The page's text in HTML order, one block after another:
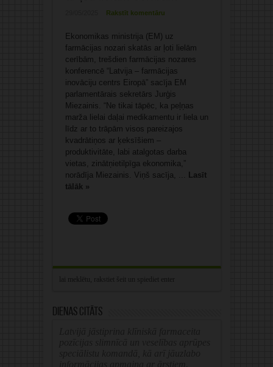
Rakstīt komentāru
Ekonomikas ministrija (EM) uz
farmācijas nozari skatās ar ļoti lielām
cerībām, trešdien farmācijas nozares
konferencē “Latvija – farmācijas
inovāciju centrs Eiropā” sacīja EM
parlamentārais sekretārs Jurģis
Miezainis. “Ne tikai tāpēc, ka peļņas
marža lielai daļai medikamentu ir liela un
līdz ar to trāpām visos pareizajos
kvadrātiņos ar ķeksīšiem –
produktivitāte, labi atalgotas darba
vietas, zinātņietilpīga ekonomika,”
norādīja Miezainis. Viņš sacīja, ... Lasīt
tālāk »
Dienas citāts